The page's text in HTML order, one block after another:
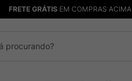
FRETE GRÁTISEM COMPRAS ACIMA